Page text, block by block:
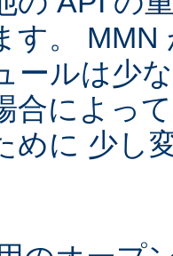
す。
ールは少
合によっ
めに 少し